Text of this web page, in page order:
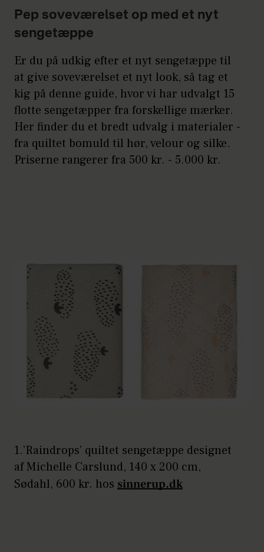
Pep soveværelset op med et nyt
sengetæppe
Er du på udkig efter et nyt sengetæppe til
at give soveværelset et nyt look, så tag et
kig på denne guide, hvor vi har udvalgt 15
flotte sengetæpper fra forskellige mærker.
Her finder du et bredt udvalg i materialer -
fra quiltet bomuld til hør, velour og silke.
Priserne rangerer fra 500 kr. - 5.000 kr.
1.’Raindrops’ quiltet sengetæppe designet
af Michelle Carslund, 140 x 200 cm,
Sødahl, 600 kr. hos sinnerup.dk